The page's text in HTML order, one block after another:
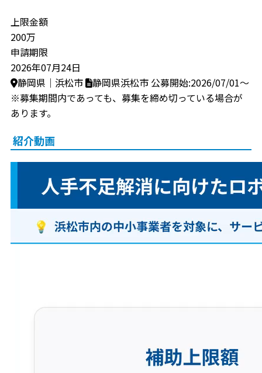
上限金額
200万
申請期限
2026年07月24日
静岡県｜浜松市
静岡県浜松市 公募開始:2026/07/01～
※募集期間内であっても、募集を締め切っている場合が
あります。
紹介動画